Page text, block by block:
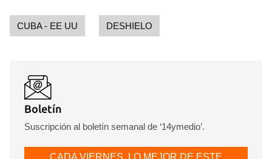
CUBA - EE UU DESHIELO
Boletín
Suscripción al boletín semanal de ‘14ymedio’.
CADA VIERNES, LO MEJOR DE ESTE